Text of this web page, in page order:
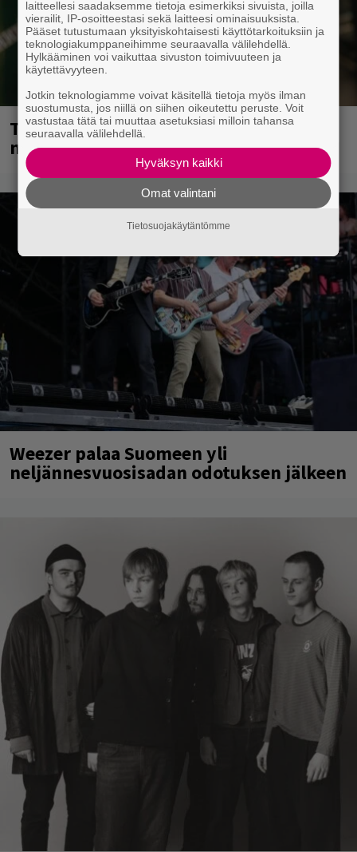
Tampereella sunnuntaina superpäivä –
nämä artistit mukana
Weezer palaa Suomeen yli
neljännesvuosisadan odotuksen jälkeen
laitteellesi saadaksemme tietoja esimerkiksi sivuista, joilla
vierailit, IP-osoitteestasi sekä laitteesi ominaisuuksista.
Pääset tutustumaan yksityiskohtaisesti käyttötarkoituksiin ja
teknologiakumppaneihimme seuraavalla välilehdellä.
Hylkääminen voi vaikuttaa sivuston toimivuuteen ja
käytettävyyteen.
Jotkin teknologiamme voivat käsitellä tietoja myös ilman
suostumusta, jos niillä on siihen oikeutettu peruste. Voit
vastustaa tätä tai muuttaa asetuksiasi milloin tahansa
seuraavalla välilehdellä.
Hyväksyn kaikki
Omat valintani
Tietosuojakäytäntömme